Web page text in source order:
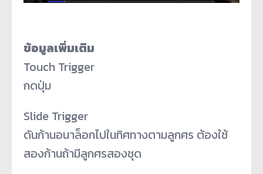
ข้อมูลเพิ่มเติม
Touch Trigger
กดปุ่ม
Slide Trigger
ดันก้านอนาล็อกไปในทิศทางตามลูกศร ต้องใช้
สองก้านถ้ามีลูกศรสองชุด